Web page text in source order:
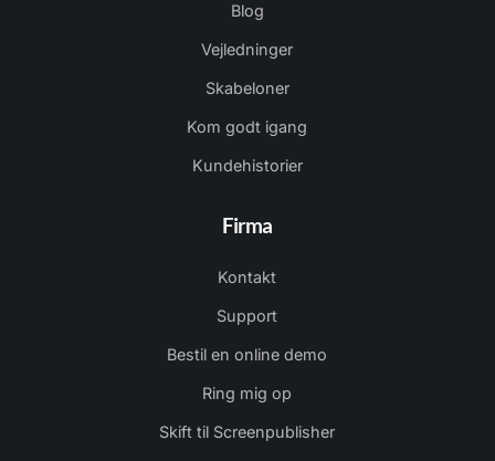
Blog
Vejledninger
Skabeloner
Kom godt igang
Kundehistorier
Firma
Kontakt
Support
Bestil en online demo
Ring mig op
Skift til Screenpublisher